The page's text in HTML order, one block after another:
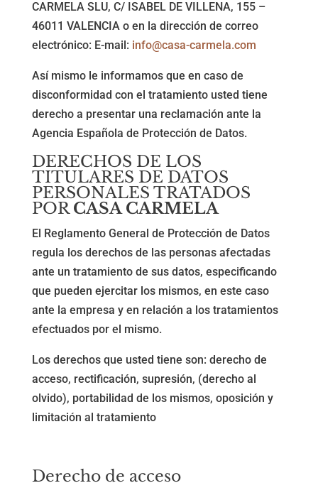
CARMELA SLU, C/ ISABEL DE VILLENA, 155 –
46011 VALENCIA o en la dirección de correo
electrónico: E-mail: info@casa-carmela.com
Así mismo le informamos que en caso de
disconformidad con el tratamiento usted tiene
derecho a presentar una reclamación ante la
Agencia Española de Protección de Datos.
DERECHOS DE LOS
TITULARES DE DATOS
PERSONALES TRATADOS
PORCASA CARMELA
El Reglamento General de Protección de Datos
regula los derechos de las personas afectadas
ante un tratamiento de sus datos, especificando
que pueden ejercitar los mismos, en este caso
ante la empresa y en relación a los tratamientos
efectuados por el mismo.
Los derechos que usted tiene son: derecho de
acceso, rectificación, supresión, (derecho al
olvido), portabilidad de los mismos, oposición y
limitación al tratamiento
Derecho de acceso